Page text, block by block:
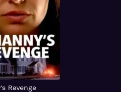
Revenge